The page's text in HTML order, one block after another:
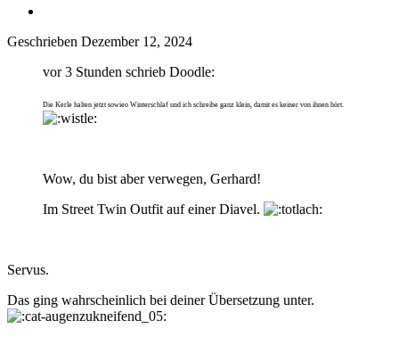
Geschrieben Dezember 12, 2024
vor 3 Stunden schrieb Doodle:
Die Kerle halten jetzt sowieo Winterschlaf und ich schreibe ganz klein, damit es keiner von ihnen hört.
Wow, du bist aber verwegen, Gerhard!
Im Street Twin Outfit auf einer Diavel.
Servus.
Das ging wahrscheinlich bei deiner Übersetzung unter.